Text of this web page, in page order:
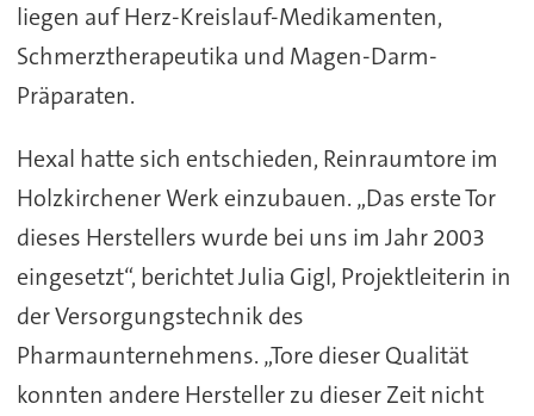
liegen auf Herz-Kreislauf-Medikamenten,
Schmerztherapeutika und Magen-Darm-
Präparaten.
Hexal hatte sich entschieden, Reinraumtore im
Holzkirchener Werk einzubauen. „Das erste Tor
dieses Herstellers wurde bei uns im Jahr 2003
eingesetzt“, berichtet Julia Gigl, Projektleiterin in
der Versorgungstechnik des
Pharmaunternehmens. „Tore dieser Qualität
konnten andere Hersteller zu dieser Zeit nicht